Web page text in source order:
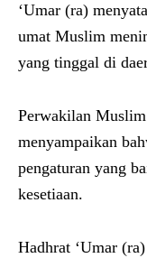
‘Umar (ra)
umat Muslim
yang tinggal di
Perwakilan
menyampaikan
pengaturan yang
kesetiaan.
Hadhrat ‘Umar